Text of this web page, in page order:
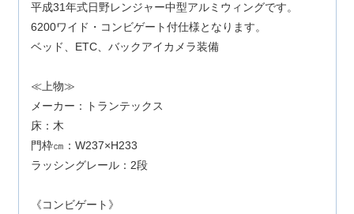
平成31年式日野レンジャー中型アルミウィングです。
6200ワイド・コンビゲート付仕様となります。
ベッド、ETC、バックアイカメラ装備
≪上物≫
メーカー：トランテックス
床：木
門枠㎝：W237×H233
ラッシングレール：2段
《コンビゲート》